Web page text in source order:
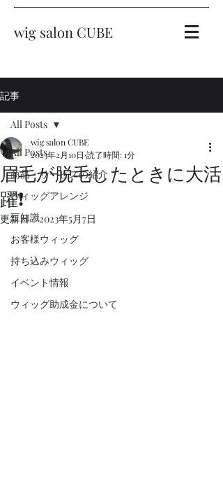
wig salon CUBE
記事
All Posts
商品・サービスの紹介
ウィッグアレンジ
豆知識
お客様ウィッグ
持ち込みウィッグ
イベント情報
ウィッグ助成金について
All Posts
眉毛が脱毛したときに大活
躍❗️
wig salon CUBE
2023年2月10日 読了時間: 1分
更新日：2023年5月7日